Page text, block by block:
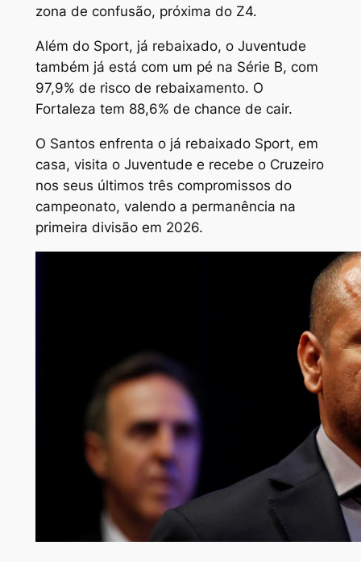
zona de confusão, próxima do Z4.
Além do Sport, já rebaixado, o Juventude
também já está com um pé na Série B, com
97,9% de risco de rebaixamento. O
Fortaleza tem 88,6% de chance de cair.
O Santos enfrenta o já rebaixado Sport, em
casa, visita o Juventude e recebe o Cruzeiro
nos seus últimos três compromissos do
campeonato, valendo a permanência na
primeira divisão em 2026.